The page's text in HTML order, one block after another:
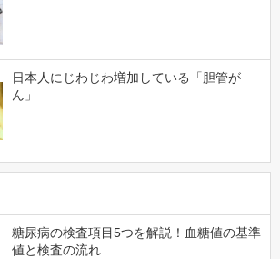
日本人にじわじわ増加している「胆管が
ん」
糖尿病の検査項目5つを解説！血糖値の基準
値と検査の流れ